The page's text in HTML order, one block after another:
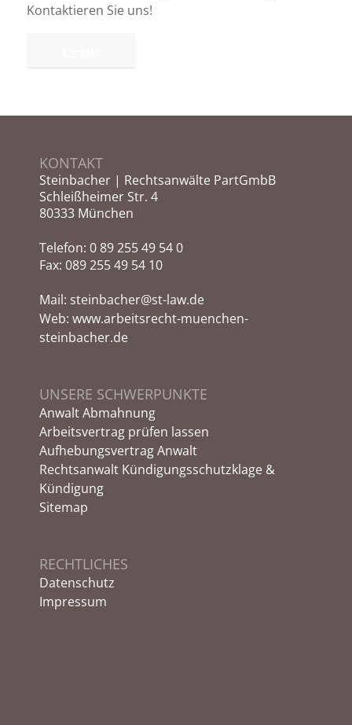
Kontaktieren Sie uns!
KONTAKT
Steinbacher | Rechtsanwälte PartGmbB
Schleißheimer Str. 4
80333 München
Telefon: 0 89 255 49 54 0
Fax: 089 255 49 54 10
Mail: steinbacher@st-law.de
Web: www.arbeitsrecht-muenchen-
steinbacher.de
UNSERE SCHWERPUNKTE
Anwalt Abmahnung
Arbeitsvertrag prüfen lassen
Aufhebungsvertrag Anwalt
Rechtsanwalt Kündigungsschutzklage &
Kündigung
Sitemap
RECHTLICHES
Datenschutz
Impressum